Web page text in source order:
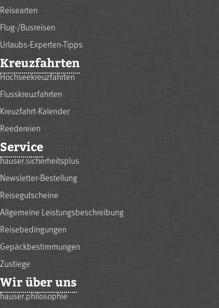
Reisearten
Flug-/Busreisen
Urlaubs-Experten-Tipps
Kreuzfahrten
Hochseekreuzfahrten
Flusskreuzfahrten
Kreuzfahrt-Kalender
Reedereien
Service
hauser.sicherheitsplus
Newsletter-Bestellung
Reisegutscheine
Allgemeine Leistungsbeschreibung
Reisebedingungen
Gepäckbestimmungen
Zustiege
Wir über uns
hauser.philosophie